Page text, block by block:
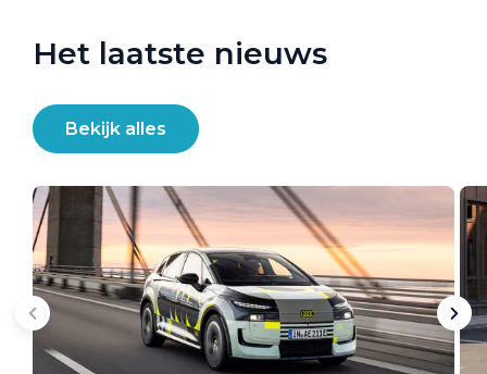
Het laatste nieuws
Bekijk alles